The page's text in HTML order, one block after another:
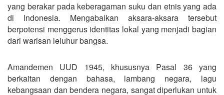
yang berakar pada keberagaman suku dan etnis yang ada
di Indonesia. Mengabaikan aksara-aksara tersebut
berpotensi menggerus identitas lokal yang menjadi bagian
dari warisan leluhur bangsa.
Amandemen UUD 1945, khususnya Pasal 36 yang
berkaitan dengan bahasa, lambang negara, lagu
kebangsaan dan bendera negara, sangat diperlukan untuk